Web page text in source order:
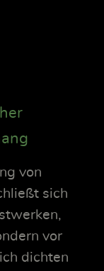
von
sich
vor
dichten